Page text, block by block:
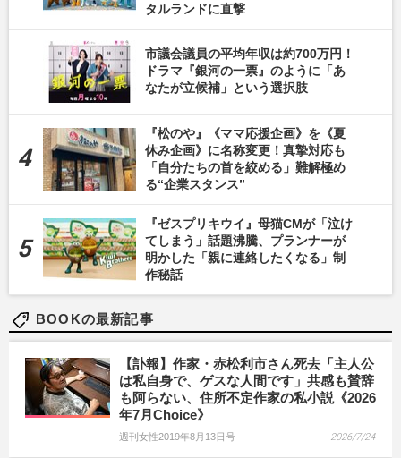
タルランドに直撃
市議会議員の平均年収は約700万円！
ドラマ『銀河の一票』のように「あ
なたが立候補」という選択肢
『松のや』《ママ応援企画》を《夏
休み企画》に名称変更！真摯対応も
「自分たちの首を絞める」難解極め
る“企業スタンス”
『ゼスプリキウイ』母猫CMが「泣け
てしまう」話題沸騰、プランナーが
明かした「親に連絡したくなる」制
作秘話
BOOKの最新記事
【訃報】作家・赤松利市さん死去「主人公
は私自身で、ゲスな人間です」共感も賛辞
も阿らない、住所不定作家の私小説《2026
年7月Choice》
週刊女性2019年8月13日号 2026/7/24